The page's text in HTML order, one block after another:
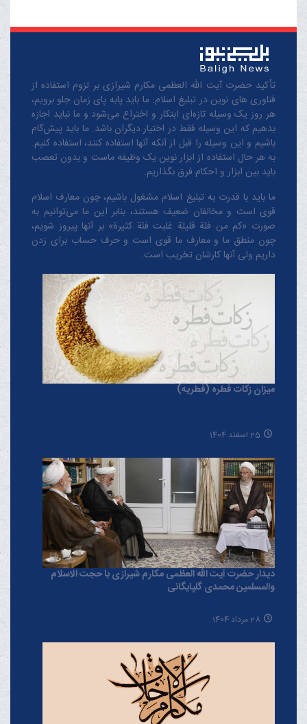
تأکید حضرت آیت الله العظمی مکارم شیرازی بر لزوم استفاده از
فناوری های نوین در تبلیغ اسلام: ما باید پابه پای زمان جلو برویم،
هر روز یک وسیله تازه‌ای ابتکار و اختراع می‌شود و ما نباید اجازه
بدهیم که این وسیله فقط در اختیار دیگران باشد. ما باید پیش‌گام
باشیم و این وسیله را قبل از آنکه آنها استفاده کنند، استفاده کنیم.
به هر حال استفاده از ابزار نوین یک وظیفه ماست و بدون تعصب
باید بین ابزار و احکام فرق بگذاریم.
ما باید با قدرت به تبلیغ اسلام مشغول باشیم، چون معارف اسلام
قوی است و مخالفان ضعیف هستند، بنابر این ما می‌توانیم به
صورت «کم من فئة قلیلة غلبت فئة کثیرة» بر آنها پیروز شویم،
چون منطق‌ ما و معارف ‌ما قوی است و حرف حساب برای زدن
داریم ولی آنها کارشان تخریب است.
میزان زکات فطره (فطریه)
25 اسفند 1404
دیدار حضرت آیت الله العظمی مکارم شیرازی با حجت الاسلام
والمسلمین محمدی گلپایگانی
28 مرداد 1404